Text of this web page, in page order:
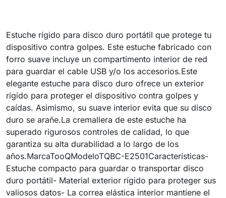
Estuche rígido para disco duro portátil que protege tu
dispositivo contra golpes. Este estuche fabricado con
forro suave incluye un compartimento interior de red
para guardar el cable USB y/o los accesorios.Este
elegante estuche para disco duro ofrece un exterior
rígido para proteger el dispositivo contra golpes y
caídas. Asimismo, su suave interior evita que su disco
duro se arañe.La cremallera de este estuche ha
superado rigurosos controles de calidad, lo que
garantiza su alta durabilidad a lo largo de los
años.MarcaTooQModeloTQBC-E2501Características-
Estuche compacto para guardar o transportar disco
duro portátil- Material exterior rígido para proteger sus
valiosos datos- La correa elástica interior mantiene el